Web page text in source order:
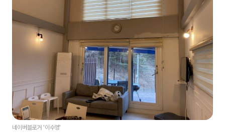
네이버블로거 '이수영'